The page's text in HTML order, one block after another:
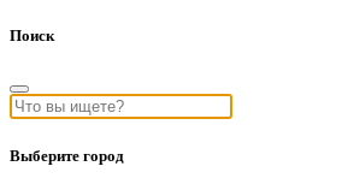
Поиск
Выберите город